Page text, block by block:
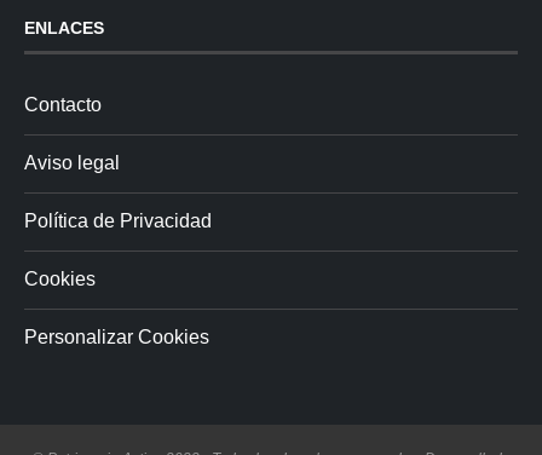
ENLACES
Contacto
Aviso legal
Política de Privacidad
Cookies
Personalizar Cookies